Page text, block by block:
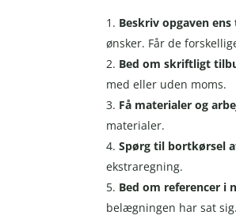
Beskriv opgaven
ønsker. Får de
Bed om skriftligt
med eller uden moms.
Få materialer og
materialer.
Spørg til bortkørsel
ekstraregning.
Bed om referencer i
belægningen har sat sig.